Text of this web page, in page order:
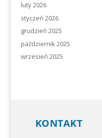
luty 2026
styczeń 2026
grudzień 2025
październik 2025
wrzesień 2025
KONTAKT